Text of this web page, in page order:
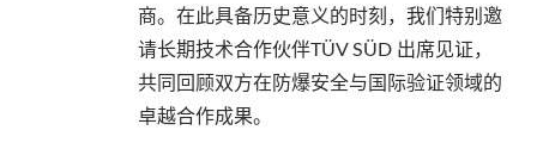
商。在此具备历史意义的时刻，我们特别邀
请长期技术合作伙伴TÜV SÜD 出席见证，
共同回顾双方在防爆安全与国际验证领域的
卓越合作成果。